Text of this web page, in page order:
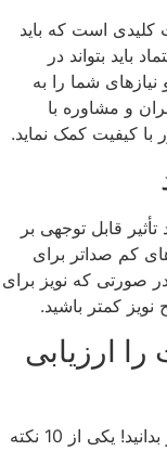
کلیدی است که باید
باید بتواند در
شما را به
و مشاوره با
با کیفیت کمک نماید.
قابل توجهی بر
کم ‌صداتر برای
صورتی که نویز برای
نویز کمتر باشید.
ارزیابی
10 نکته مهمی که باید در انتخاب دیزل ژنراتور بدانید! یکی از 10 نکته